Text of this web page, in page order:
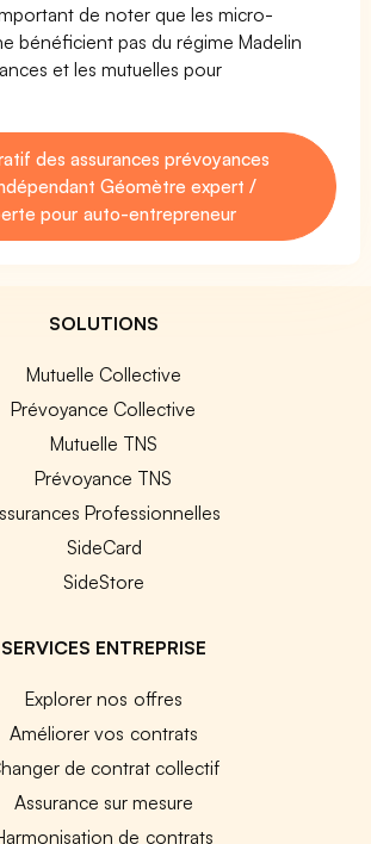
de noter que les micro-
bénéficient pas du régime Madelin
et les mutuelles pour
des assurances prévoyances
Géomètre expert /
pour auto-entrepreneur
SOLUTIONS
Mutuelle Collective
Prévoyance Collective
Mutuelle TNS
Prévoyance TNS
Professionnelles
SideCard
SideStore
SERVICES ENTREPRISE
Explorer nos offres
Améliorer vos contrats
de contrat collectif
Assurance sur mesure
de contrats